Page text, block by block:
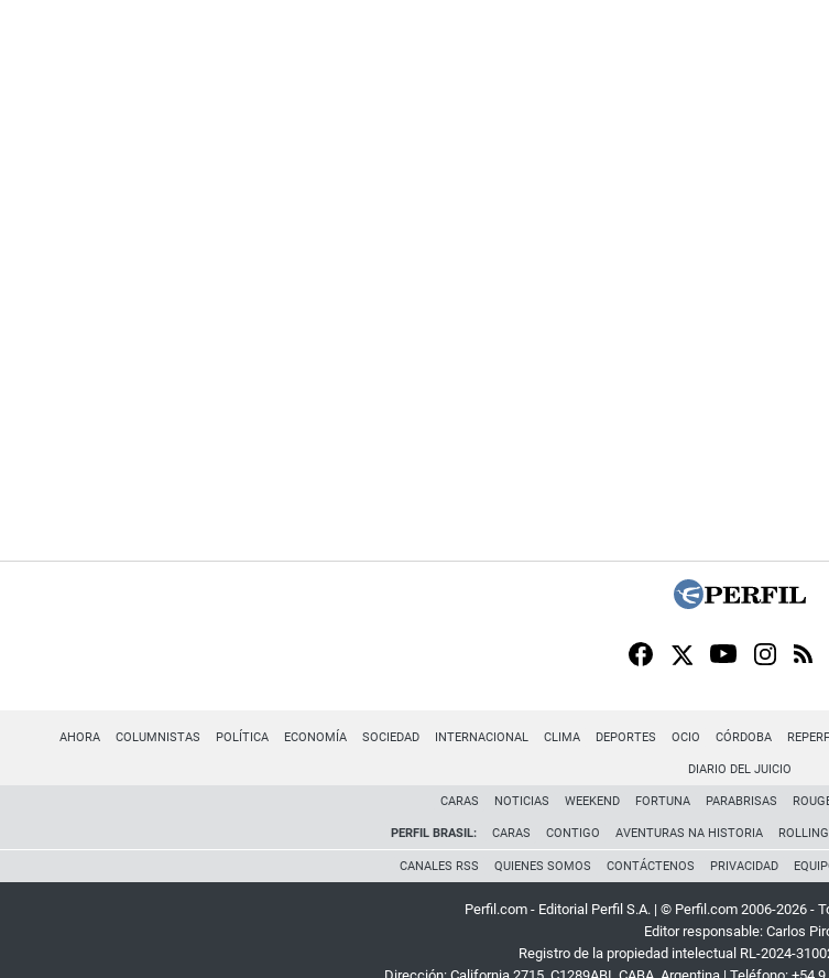
AHORA COLUMNISTAS POLÍTICA ECONOMÍA SOCIEDAD INTERNACIONAL CLIMA DEPORTES OCIO CÓRDOBA
DIARIO DEL JUICIO
CARAS NOTICIAS WEEKEND FORTUNA PARABRISAS
PERFIL BRASIL: CARAS CONTIGO AVENTURAS NA HISTORIA
CANALES RSS QUIENES SOMOS CONTÁCTENOS PRIVACIDAD
Perfil.com - Editorial Perfil S.A. | © Perfil.com 2006-2026 -
Editor responsable: Carlos
Registro de la propiedad intelectual RL-2024-